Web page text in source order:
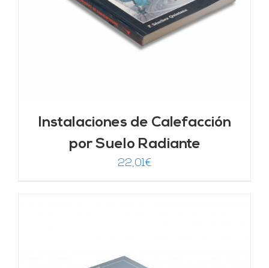
Instalaciones de Calefacción
por Suelo Radiante
22,01€